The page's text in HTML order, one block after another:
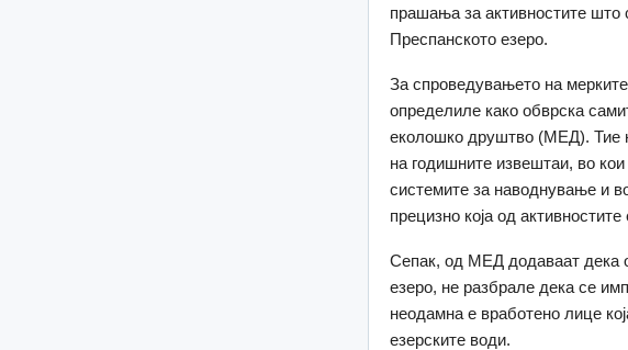
прашања за активностите што
Преспанското езеро.
За спроведувањето на
определиле како обврска
еколошко друштво (МЕД). Тие
на годишните извештаи, во
системите за наводнување и
прецизно која од
Сепак, од МЕД додаваат дека
езеро, не разбрале дека се
неодамна е вработено лице
езерските води.